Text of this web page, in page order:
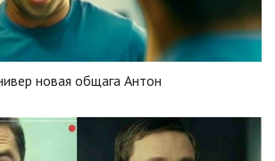
новая общага Антон